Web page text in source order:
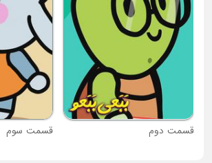
قسمت دوم قسمت سوم